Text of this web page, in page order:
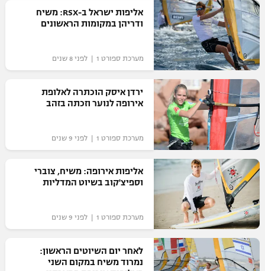
תגיות
המגזין
אליפות ישראל ב-RSX: משיח
ודריהן במקומות הראשונים
מערכת ספורט 1 | לפני 8 שנים
ירדן איסק הוכתרה לאלופת
אירופה לנוער וזכתה בזהב
מערכת ספורט 1 | לפני 9 שנים
אליפות אירופה: משיח, צוברי
וספיצ'קוב בשיוט המדליות
מערכת ספורט 1 | לפני 9 שנים
לאחר יום השיוטים הראשון:
נמרוד משיח במקום השני